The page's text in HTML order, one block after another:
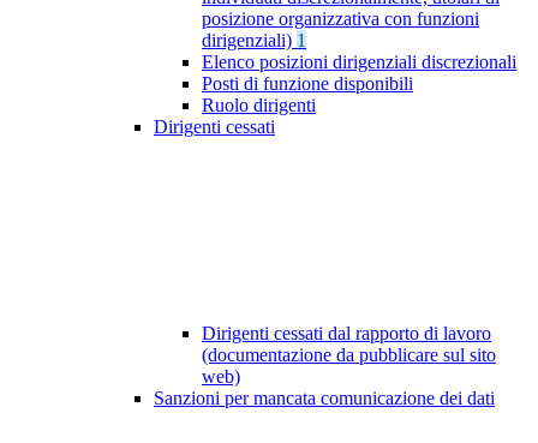
posizione organizzativa con funzioni
dirigenziali) 1
Elenco posizioni dirigenziali discrezionali
Posti di funzione disponibili
Ruolo dirigenti
Dirigenti cessati
Dirigenti cessati dal rapporto di lavoro
(documentazione da pubblicare sul sito
web)
Sanzioni per mancata comunicazione dei dati